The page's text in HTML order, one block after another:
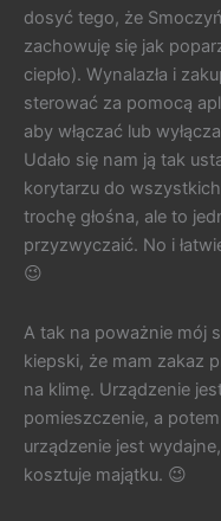
dosyć tego, że
zachowuję się jak
ciepło). Wynalazła i
sterować za pomocą
aby włączać lub
Udało się nam ją tak
korytarzu do
trochę głośna, ale to
przyzwyczaić. No i
😉
A tak na poważnie mój
kiepski, że mam zakaz
na klimę. Urządzenie
pomieszczenie, a
urządzenie jest
kosztuje majątku. 😉